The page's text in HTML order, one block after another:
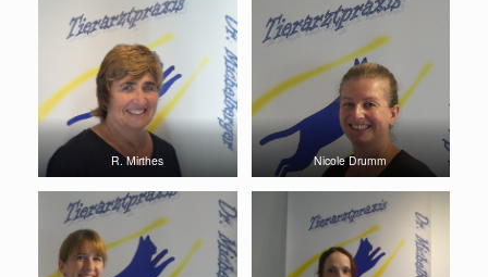
R. Mirthes Nicole Drumm